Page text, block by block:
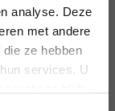
analyse. Deze
met andere
ze hebben
services. U